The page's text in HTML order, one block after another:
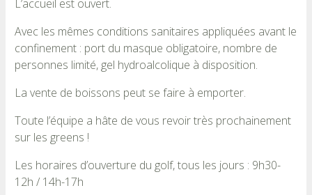
L’accueil est ouvert.
Avec les mêmes conditions sanitaires appliquées avant le
confinement : port du masque obligatoire, nombre de
personnes limité, gel hydroalcolique à disposition.
La vente de boissons peut se faire à emporter.
Toute l’équipe a hâte de vous revoir très prochainement
sur les greens !
Les horaires d’ouverture du golf, tous les jours : 9h30-
12h / 14h-17h